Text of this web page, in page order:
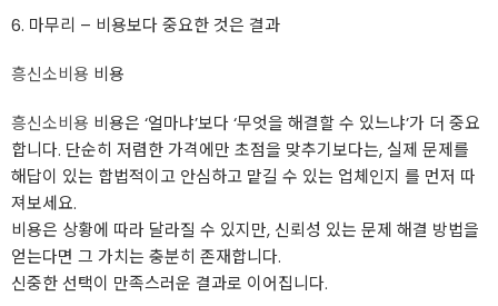
6. 마무리 – 비용보다 중요한 것은 결과
흥신소비용 비용
흥신소비용 비용은 ‘얼마냐’보다 ‘무엇을 해결할 수 있느냐’가 더 중요
합니다. 단순히 저렴한 가격에만 초점을 맞추기보다는, 실제 문제를
해답이 있는 합법적이고 안심하고 맡길 수 있는 업체인지 를 먼저 따
져보세요.
비용은 상황에 따라 달라질 수 있지만, 신뢰성 있는 문제 해결 방법을
얻는다면 그 가치는 충분히 존재합니다.
신중한 선택이 만족스러운 결과로 이어집니다.